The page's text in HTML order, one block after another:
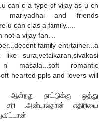
can c a type of vijay as u cn
mariyadhai and friends
u can c as a family.....
a vijay fan....
family entrtainer...a
sura,vetaikaran,sivakasi
masala...soft romantic
hearted ppls and lovers will
நாட்டுக்கு ஒத்து
சரி .அன்பாலதான் எதிரியை